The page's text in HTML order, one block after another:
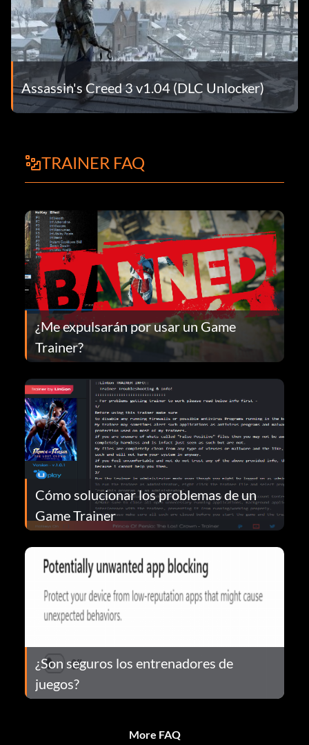
Assassin's Creed 3 v1.04 (DLC Unlocker)
TRAINER FAQ
¿Me expulsarán por usar un Game
Trainer?
Cómo solucionar los problemas de un
Game Trainer
¿Son seguros los entrenadores de
juegos?
More FAQ